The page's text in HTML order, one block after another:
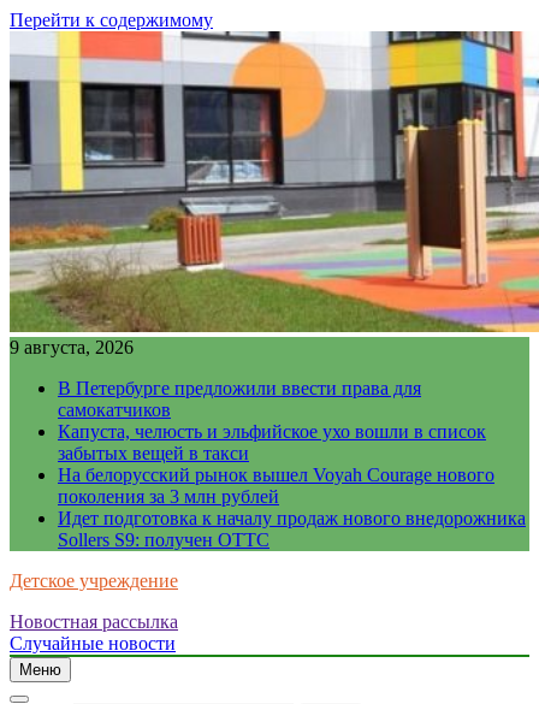
Перейти к содержимому
9 августа, 2026
В Петербурге предложили ввести права для
самокатчиков
Капуста, челюсть и эльфийское ухо вошли в список
забытых вещей в такси
На белорусский рынок вышел Voyah Courage нового
поколения за 3 млн рублей
Идет подготовка к началу продаж нового внедорожника
Sollers S9: получен ОТТС
Детское учреждение
Новостная рассылка
Случайные новости
Меню